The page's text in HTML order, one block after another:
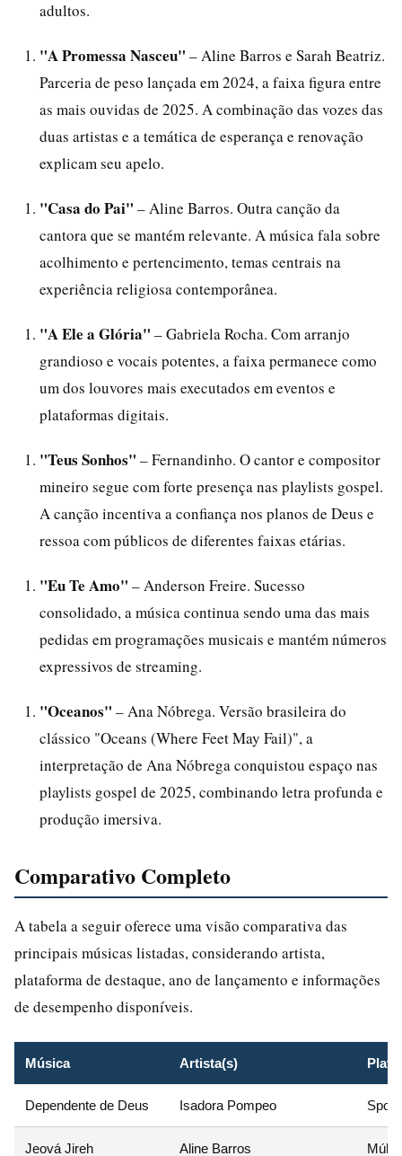
adultos.
"A Promessa Nasceu" – Aline Barros e Sarah Beatriz.
Parceria de peso lançada em 2024, a faixa figura entre
as mais ouvidas de 2025. A combinação das vozes das
duas artistas e a temática de esperança e renovação
explicam seu apelo.
"Casa do Pai" – Aline Barros. Outra canção da
cantora que se mantém relevante. A música fala sobre
acolhimento e pertencimento, temas centrais na
experiência religiosa contemporânea.
"A Ele a Glória" – Gabriela Rocha. Com arranjo
grandioso e vocais potentes, a faixa permanece como
um dos louvores mais executados em eventos e
plataformas digitais.
"Teus Sonhos" – Fernandinho. O cantor e compositor
mineiro segue com forte presença nas playlists gospel.
A canção incentiva a confiança nos planos de Deus e
ressoa com públicos de diferentes faixas etárias.
"Eu Te Amo" – Anderson Freire. Sucesso
consolidado, a música continua sendo uma das mais
pedidas em programações musicais e mantém números
expressivos de streaming.
"Oceanos" – Ana Nóbrega. Versão brasileira do
clássico "Oceans (Where Feet May Fail)", a
interpretação de Ana Nóbrega conquistou espaço nas
playlists gospel de 2025, combinando letra profunda e
produção imersiva.
Comparativo Completo
A tabela a seguir oferece uma visão comparativa das
principais músicas listadas, considerando artista,
plataforma de destaque, ano de lançamento e informações
de desempenho disponíveis.
Música Artista(s)
Dependente de Deus Isadora Pompeo
Jeová Jireh Aline Barros